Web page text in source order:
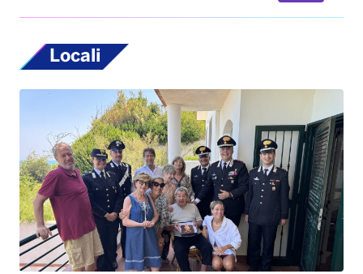
Carabiniere compie 100 anni nel Foggiano,
festa con famiglia e colleghi